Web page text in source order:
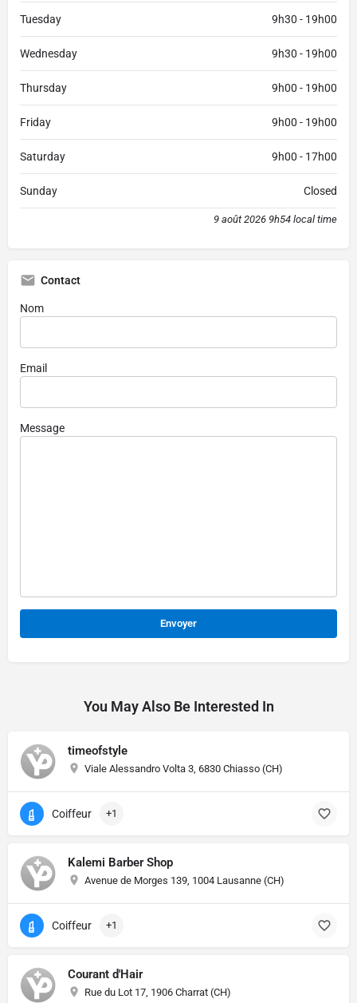
Tuesday 9h30 - 19h00
Wednesday 9h30 - 19h00
Thursday 9h00 - 19h00
Friday 9h00 - 19h00
Saturday 9h00 - 17h00
Sunday Closed
9 août 2026 9h54 local time
Contact
Nom
Email
Message
You May Also Be Interested In
timeofstyle
Viale Alessandro Volta 3, 6830 Chiasso (CH)
Coiffeur +1
Kalemi Barber Shop
Avenue de Morges 139, 1004 Lausanne (CH)
Coiffeur +1
Courant d'Hair
Rue du Lot 17, 1906 Charrat (CH)